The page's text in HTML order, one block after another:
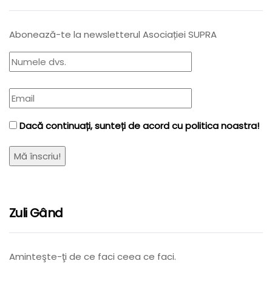
Abonează-te la newsletterul Asociației SUPRA
Dacă continuați, sunteți de acord cu politica noastra!
Zuli Gând
Aminteşte-ţi de ce faci ceea ce faci.